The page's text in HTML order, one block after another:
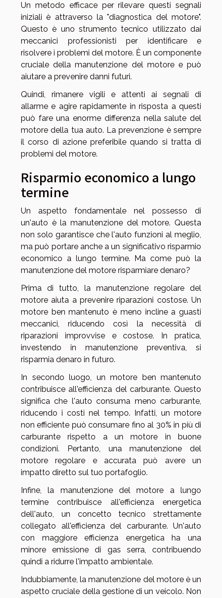
Un metodo efficace per rilevare questi segnali
iniziali è attraverso la "diagnostica del motore".
Questo è uno strumento tecnico utilizzato dai
meccanici professionisti per identificare e
risolvere i problemi del motore. È un componente
cruciale della manutenzione del motore e può
aiutare a prevenire danni futuri.
Quindi, rimanere vigili e attenti ai segnali di
allarme e agire rapidamente in risposta a questi
può fare una enorme differenza nella salute del
motore della tua auto. La prevenzione è sempre
il corso di azione preferibile quando si tratta di
problemi del motore.
Risparmio economico a lungo
termine
Un aspetto fondamentale nel possesso di
un'auto è la manutenzione del motore. Questa
non solo garantisce che l'auto funzioni al meglio,
ma può portare anche a un significativo risparmio
economico a lungo termine. Ma come può la
manutenzione del motore risparmiare denaro?
Prima di tutto, la manutenzione regolare del
motore aiuta a prevenire riparazioni costose. Un
motore ben mantenuto è meno incline a guasti
meccanici, riducendo così la necessità di
riparazioni improvvise e costose. In pratica,
investendo in manutenzione preventiva, si
risparmia denaro in futuro.
In secondo luogo, un motore ben mantenuto
contribuisce all'efficienza del carburante. Questo
significa che l'auto consuma meno carburante,
riducendo i costi nel tempo. Infatti, un motore
non efficiente può consumare fino al 30% in più di
carburante rispetto a un motore in buone
condizioni. Pertanto, una manutenzione del
motore regolare e accurata può avere un
impatto diretto sul tuo portafoglio.
Infine, la manutenzione del motore a lungo
termine contribuisce all'efficienza energetica
dell'auto, un concetto tecnico strettamente
collegato all'efficienza del carburante. Un'auto
con maggiore efficienza energetica ha una
minore emissione di gas serra, contribuendo
quindi a ridurre l'impatto ambientale.
Indubbiamente, la manutenzione del motore è un
aspetto cruciale della gestione di un veicolo. Non